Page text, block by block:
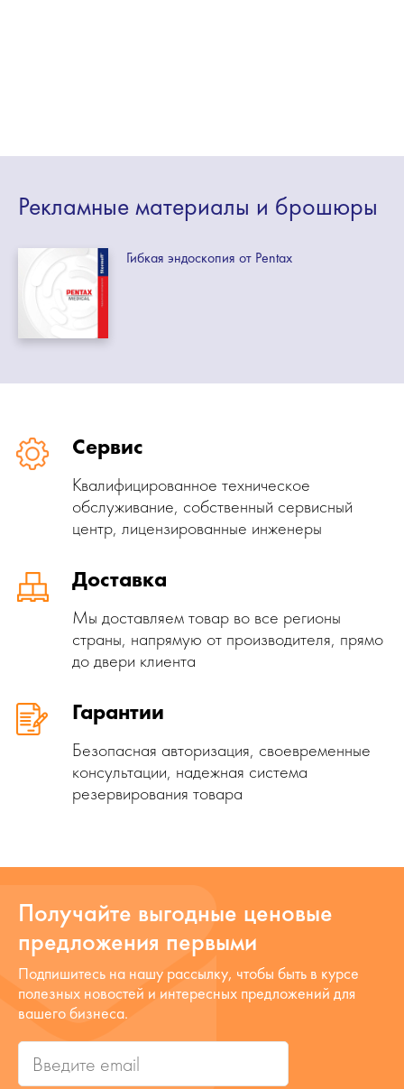
Рекламные материалы и брошюры
Гибкая эндоскопия от Pentax
Сервис
Квалифицированное техническое
обслуживание, собственный сервисный
центр, лицензированные инженеры
Доставка
Мы доставляем товар во все регионы
страны, напрямую от производителя, прямо
до двери клиента
Гарантии
Безопасная авторизация, своевременные
консультации, надежная система
резервирования товара
Получайте выгодные ценовые
предложения первыми
Подпишитесь на нашу рассылку, чтобы быть в курсе
полезных новостей и интересных предложений для
вашего бизнеса.